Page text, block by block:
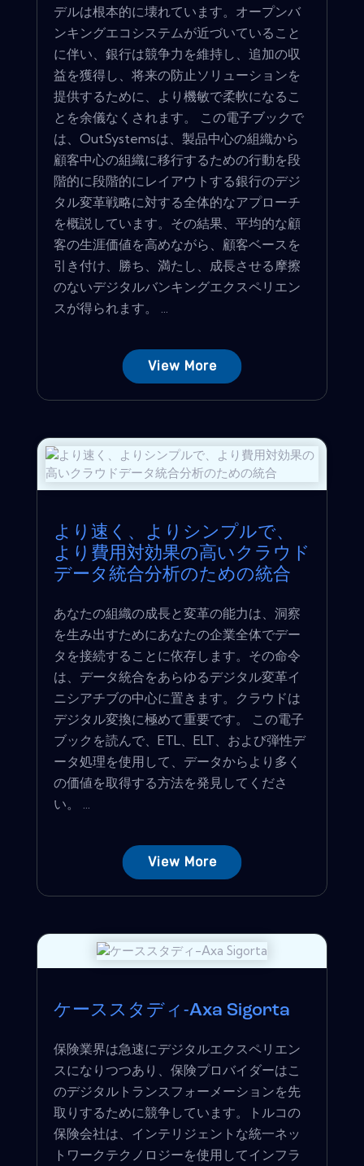
デルは根本的に壊れています。オープンバ
ンキングエコシステムが近づいていること
に伴い、銀行は競争力を維持し、追加の収
益を獲得し、将来の防止ソリューションを
提供するために、より機敏で柔軟になるこ
とを余儀なくされます。 この電子ブックで
は、OutSystemsは、製品中心の組織から
顧客中心の組織に移行するための行動を段
階的に段階的にレイアウトする銀行のデジ
タル変革戦略に対する全体的なアプローチ
を概説しています。その結果、平均的な顧
客の生涯価値を高めながら、顧客ベースを
引き付け、勝ち、満たし、成長させる摩擦
のないデジタルバンキングエクスペリエン
スが得られます。 ...
View More
より速く、よりシンプルで、
より費用対効果の高いクラウド
データ統合分析のための統合
あなたの組織の成長と変革の能力は、洞察
を生み出すためにあなたの企業全体でデー
タを接続することに依存します。その命令
は、データ統合をあらゆるデジタル変革イ
ニシアチブの中心に置きます。クラウドは
デジタル変換に極めて重要です。 この電子
ブックを読んで、ETL、ELT、および弾性デ
ータ処理を使用して、データからより多く
の価値を取得する方法を発見してくださ
い。 ...
View More
ケーススタディ-Axa Sigorta
保険業界は急速にデジタルエクスペリエン
スになりつつあり、保険プロバイダーはこ
のデジタルトランスフォーメーションを先
取りするために競争しています。トルコの
保険会社は、インテリジェントな統一ネッ
トワークテクノロジーを使用してインフラ